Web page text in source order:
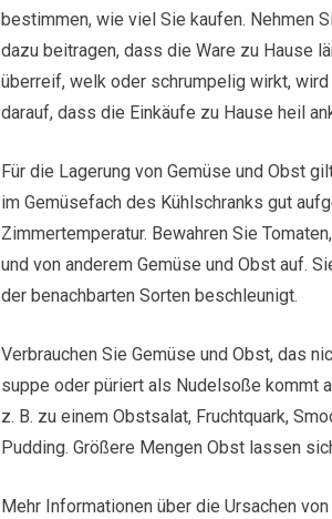
bestimmen, wie viel Sie kaufen. Nehmen
dazu beitragen, dass die Ware zu Hause
überreif, welk oder schrumpelig wirkt,
darauf, dass die Einkäufe zu Hause heil
Für die Lagerung von Gemüse und Obst
im Gemüsefach des Kühlschranks gut
Zimmertemperatur. Bewahren Sie
und von anderem Gemüse und Obst auf.
der benachbarten Sorten beschleunigt.
Verbrauchen Sie Gemüse und Obst, das
suppe oder püriert als Nudelsoße kommt
z. B. zu einem Obstsalat, Fruchtquark,
Pudding. Größere Mengen Obst lassen
Mehr Informationen über die Ursachen